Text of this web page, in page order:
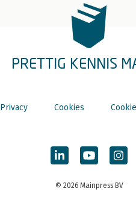
PRETTIG KENNIS
Privacy Cookies
© 2026 Mainpress BV